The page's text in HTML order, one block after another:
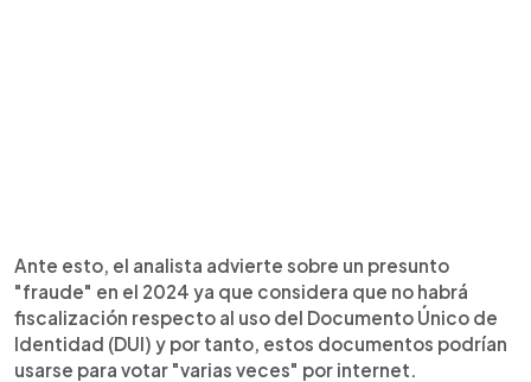
Ante esto, el analista advierte sobre un presunto
"fraude" en el 2024 ya que considera que no habrá
fiscalización respecto al uso del Documento Único de
Identidad (DUI) y por tanto, estos documentos podrían
usarse para votar "varias veces" por internet.